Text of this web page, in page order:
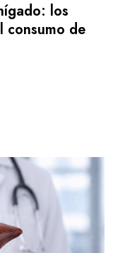
los
consumo de